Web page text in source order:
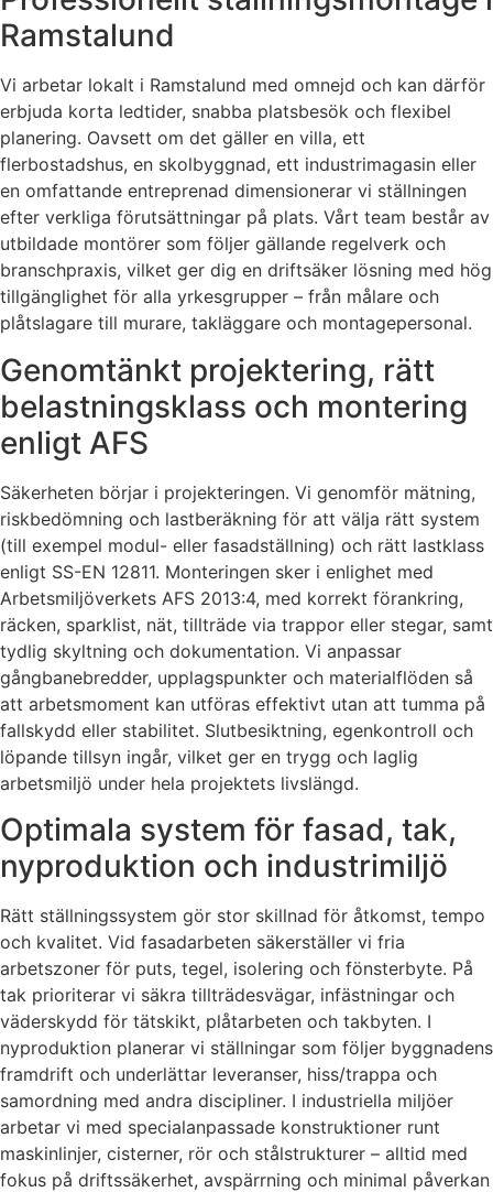
Ramstalund
Vi arbetar lokalt i Ramstalund med omnejd och kan därför
erbjuda korta ledtider, snabba platsbesök och flexibel
planering. Oavsett om det gäller en villa, ett
flerbostadshus, en skolbyggnad, ett industrimagasin eller
en omfattande entreprenad dimensionerar vi ställningen
efter verkliga förutsättningar på plats. Vårt team består av
utbildade montörer som följer gällande regelverk och
branschpraxis, vilket ger dig en driftsäker lösning med hög
tillgänglighet för alla yrkesgrupper – från målare och
plåtslagare till murare, takläggare och montagepersonal.
Genomtänkt projektering, rätt
belastningsklass och montering
enligt AFS
Säkerheten börjar i projekteringen. Vi genomför mätning,
riskbedömning och lastberäkning för att välja rätt system
(till exempel modul- eller fasadställning) och rätt lastklass
enligt SS-EN 12811. Monteringen sker i enlighet med
Arbetsmiljöverkets AFS 2013:4, med korrekt förankring,
räcken, sparklist, nät, tillträde via trappor eller stegar, samt
tydlig skyltning och dokumentation. Vi anpassar
gångbanebredder, upplagspunkter och materialflöden så
att arbetsmoment kan utföras effektivt utan att tumma på
fallskydd eller stabilitet. Slutbesiktning, egenkontroll och
löpande tillsyn ingår, vilket ger en trygg och laglig
arbetsmiljö under hela projektets livslängd.
Optimala system för fasad, tak,
nyproduktion och industrimiljö
Rätt ställningssystem gör stor skillnad för åtkomst, tempo
och kvalitet. Vid fasadarbeten säkerställer vi fria
arbetszoner för puts, tegel, isolering och fönsterbyte. På
tak prioriterar vi säkra tillträdesvägar, infästningar och
väderskydd för tätskikt, plåtarbeten och takbyten. I
nyproduktion planerar vi ställningar som följer byggnadens
framdrift och underlättar leveranser, hiss/trappa och
samordning med andra discipliner. I industriella miljöer
arbetar vi med specialanpassade konstruktioner runt
maskinlinjer, cisterner, rör och stålstrukturer – alltid med
fokus på driftssäkerhet, avspärrning och minimal påverkan